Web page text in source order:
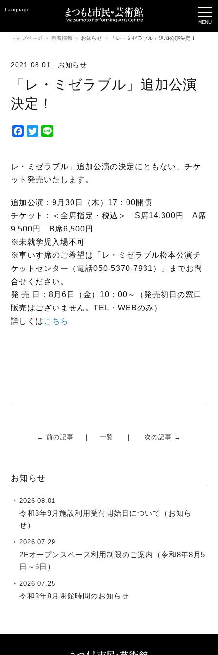
Language
トップページ 新着情報 お知らせ 「レ・ミゼラブル」追加公演決定！
2021.08.01｜ お知らせ
「レ・ミゼラブル」追加公演
決定！
F
b
o
k
T
t
t
r
e
レ・ミゼラブル」追加公演の決定にともない、チケ
ット発売いたします。
追加公演：9月30日（木）17：00開演
チケット：＜全席指定・税込＞ S席14,300円 A席
9,500円 B席6,500円
※未就学児入場不可
※車いす席のご希望は「レ・ミゼラブル松本公演チ
ケットセンター（電話050-5370-7931）」までお問
合せください。
発 売 日：8月6日（金）10：00～（発売初日の窓口
販売はございません。TEL・WEBのみ）
詳しくは こちら
← 前の記事 一覧 次の記事 →
お知らせ
2026.08.01
令和8年9月施設利用受付開始日について（お知ら
せ）
2026.07.29
2Fオープンスペース利用制限のご案内（令和8年8月5
日～6日）
2026.07.25
令和8年8月閉館時間のお知らせ